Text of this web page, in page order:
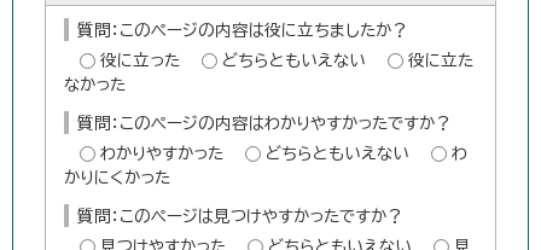
質問：このページの内容は役に立ちましたか？
役に立った
どちらともいえない
役に立た
なかった
質問：このページの内容はわかりやすかったですか？
わかりやすかった
どちらともいえない
わ
かりにくかった
質問：このページは見つけやすかったですか？
見つけやすかった
どちらともいえない
見